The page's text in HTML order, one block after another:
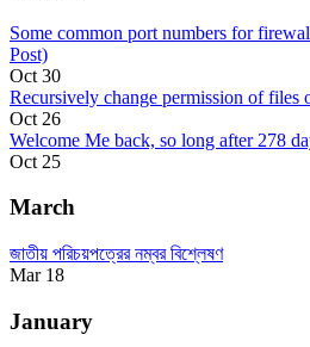
Some common port numbers for
Post)
Oct 30
Recursively change permission of
Oct 26
Welcome Me back, so long after 278
Oct 25
March
জাতীয় পরিচয়পত্রের নম্বর বিশ্লেষণ
Mar 18
January